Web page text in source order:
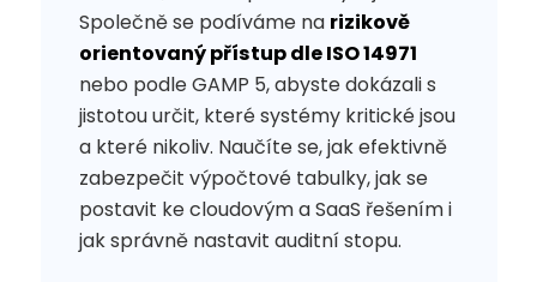
Společně se podíváme na rizikově
orientovaný přístup dle ISO 14971
nebo podle GAMP 5, abyste dokázali s
jistotou určit, které systémy kritické jsou
a které nikoliv. Naučíte se, jak efektivně
zabezpečit výpočtové tabulky, jak se
postavit ke cloudovým a SaaS řešením i
jak správně nastavit auditní stopu.